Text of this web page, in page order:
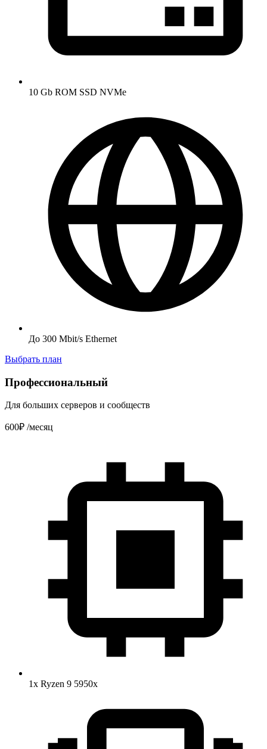
10 Gb ROM SSD NVMe
До 300 Mbit/s Ethernet
Выбрать план
Профессиональный
Для больших серверов и сообществ
600₽ /месяц
1x Ryzen 9 5950x